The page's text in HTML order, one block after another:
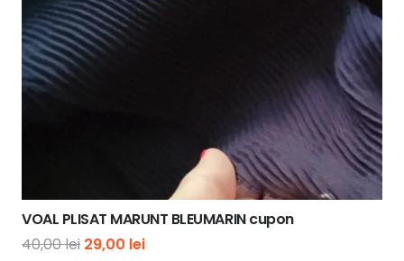
VOAL PLISAT MARUNT BLEUMARIN cupon
40,00lei Prețul
29,00 leiPrețul